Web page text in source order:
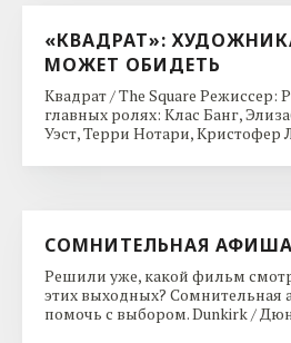
«КВАДРАТ»:
МОЖЕТ ОБИДЕТЬ
Квадрат / The Square Режиссер:
главных ролях: Клас Банг,
Уэст, Терри Нотари, Кристофер
СОМНИТЕЛЬНАЯ АФИША
Решили уже, какой фильм
этих выходных? Сомнительная
помочь с выбором. Dunkirk /